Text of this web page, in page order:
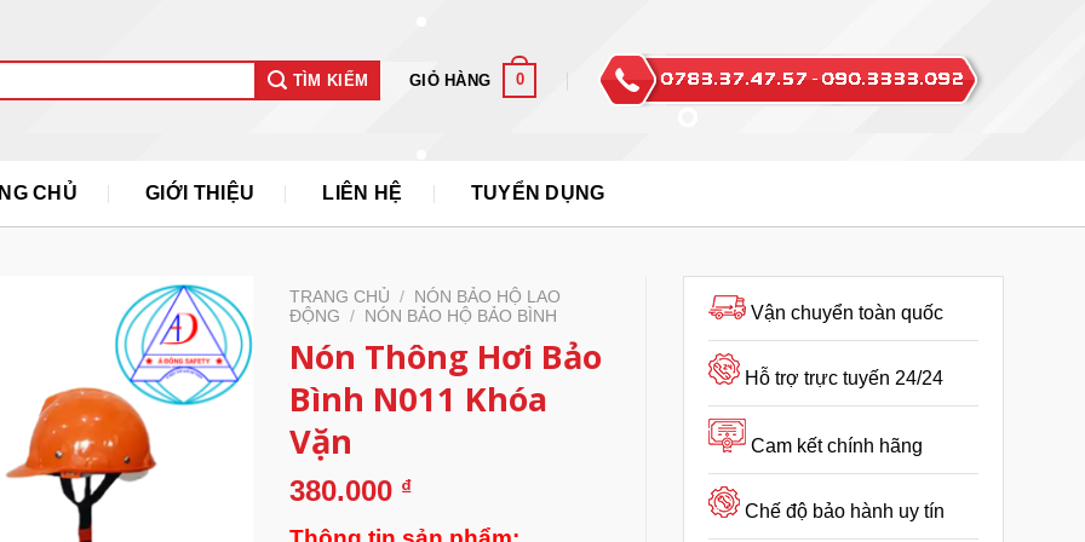
TÌM KIẾM GIỎ HÀNG 0
CHỦ GIỚI THIỆU LIÊN HỆ TUYỂN DỤNG
TRANG CHỦ /
NÓN BẢO HỘ LAO
ĐỘNG
/ NÓN BẢO HỘ BẢO BÌNH
Nón Thông Hơi Bảo
Bình N011 Khóa
Vặn
380.000 ₫
Vận chuyển toàn quốc
Hỗ trợ trực tuyến 24/24
Cam kết chính hãng
Chế độ bảo hành uy tín